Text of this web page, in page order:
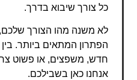
כל צורך שיבוא בדרך.
לא משנה מהו הצורך שלכם,
הפתרון המתאים ביותר.
חדש, משפצים, או פשוט
אנחנו כאן בשבילכם.